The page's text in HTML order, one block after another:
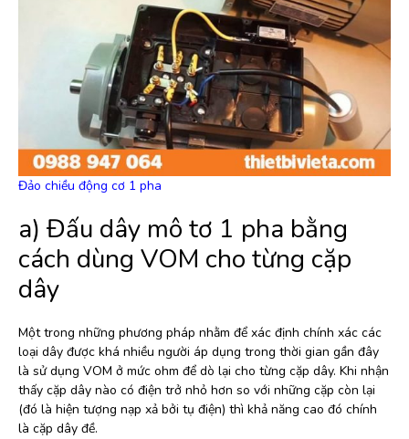
Đảo chiều động cơ 1 pha
a) Đấu dây mô tơ 1 pha bằng
cách dùng VOM cho từng cặp
dây
Một trong những phương pháp nhằm để xác định chính xác các
loại dây được khá nhiều người áp dụng trong thời gian gần đây
là sử dụng VOM ở mức ohm để dò lại cho từng cặp dây. Khi nhận
thấy cặp dây nào có điện trở nhỏ hơn so với những cặp còn lại
(đó là hiện tượng nạp xả bởi tụ điện) thì khả năng cao đó chính
là cặp dây đề.